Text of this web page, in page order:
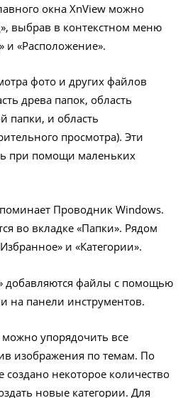
окна XnView можно
выбрав в контекстном меню
и «Расположение».
фото и других файлов
древа папок, область
папки, и область
просмотра). Эти
при помощи маленьких
Проводник Windows.
во вкладке «Папки». Рядом
и «Категории».
добавляются файлы с помощью
на панели инструментов.
можно упорядочить все
изображения по темам. По
некоторое количество
новые категории. Для